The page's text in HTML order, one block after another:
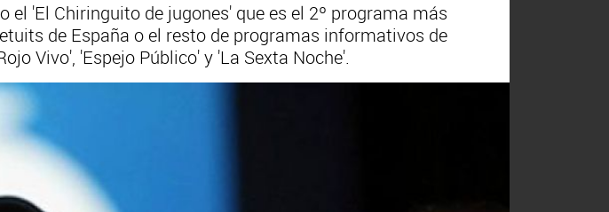
'El Chiringuito de jugones' que es el 2º programa más
de España o el resto de programas informativos de
Vivo', 'Espejo Público' y 'La Sexta Noche'.